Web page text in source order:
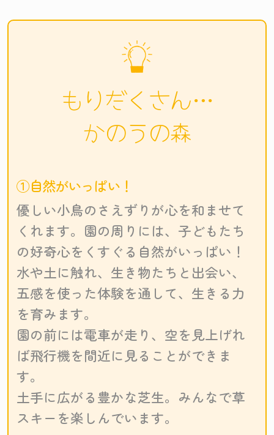
もりだくさん…
かのうの森
①自然がいっぱい！
優しい小鳥のさえずりが心を和ませて
くれます。園の周りには、子どもたち
の好奇心をくすぐる自然がいっぱい！
水や土に触れ、生き物たちと出会い、
五感を使った体験を通して、生きる力
を育みます。
園の前には電車が走り、空を見上げれ
ば飛行機を間近に見ることができま
す。
土手に広がる豊かな芝生。みんなで草
スキーを楽しんでいます。